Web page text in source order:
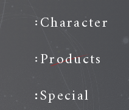
Character
Products
Special